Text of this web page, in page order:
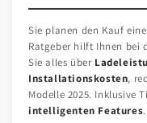
Sie planen den Kauf
Ratgeber hilft Ihnen bei
Sie alles über
Installationskosten,
Modelle 2025. Inklusive
intelligenten Features.